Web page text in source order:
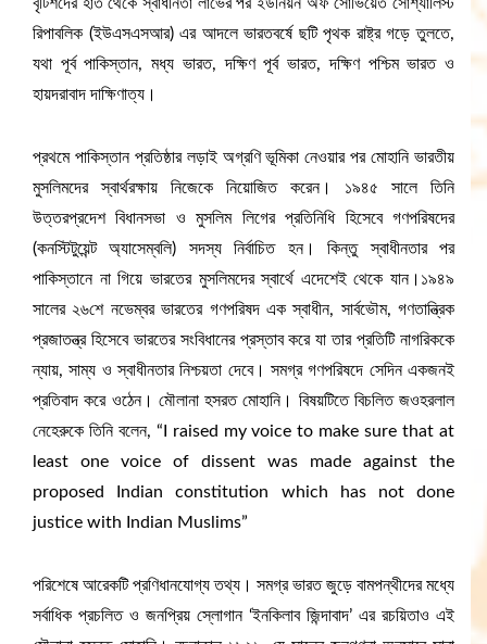
রিপাবলিক (ইউএসএসআর) এর আদলে ভারতবর্ষে ছটি পৃথক রাষ্ট্র গড়ে তুলতে,
যথা পূর্ব পাকিস্তান, মধ্য ভারত, দক্ষিণ পূর্ব ভারত, দক্ষিণ পশ্চিম ভারত ও
হায়দরাবাদ দাক্ষিণাত্য।
প্রথমে পাকিস্তান প্রতিষ্ঠার লড়াই অগ্রণি ভূমিকা নেওয়ার পর মোহানি ভারতীয়
মুসলিমদের স্বার্থরক্ষায় নিজেকে নিয়োজিত করেন। ১৯৪৫ সালে তিনি
উত্তরপ্রদেশ বিধানসভা ও মুসলিম লিগের প্রতিনিধি হিসেবে গণপরিষদের
(কনস্টিটুয়েন্ট অ্যাসেম্বলি) সদস্য নির্বাচিত হন। কিন্তু স্বাধীনতার পর
পাকিস্তানে না গিয়ে ভারতের মুসলিমদের স্বার্থে এদেশেই থেকে যান।১৯৪৯
সালের ২৬শে নভেম্বর ভারতের গণপরিষদ এক স্বাধীন, সার্বভৌম, গণতান্ত্রিক
প্রজাতন্ত্র হিসেবে ভারতের সংবিধানের প্রস্তাব করে যা তার প্রতিটি নাগরিককে
ন্যায়, সাম্য ও স্বাধীনতার নিশ্চয়তা দেবে। সমগ্র গণপরিষদে সেদিন একজনই
প্রতিবাদ করে ওঠেন। মৌলানা হসরত মোহানি। বিষয়টিতে বিচলিত জওহরলাল
নেহেরুকে তিনি বলেন, “I raised my voice to make sure that at
least one voice of dissent was made against the
proposed Indian constitution which has not done
justice with Indian Muslims”
পরিশেষে আরেকটি প্রণিধানযোগ্য তথ্য। সমগ্র ভারত জুড়ে বামপন্থীদের মধ্যে
সর্বাধিক প্রচলিত ও জনপ্রিয় স্লোগান ‘ইনকিলাব জিন্দাবাদ’ এর রচয়িতাও এই